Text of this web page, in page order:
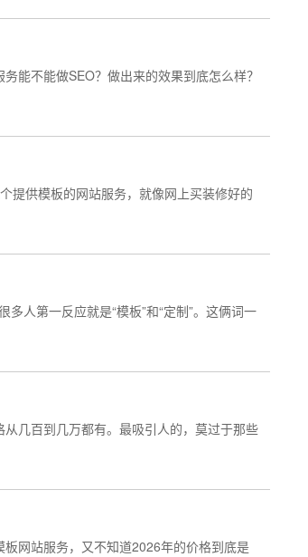
能不能做SEO？做出来的效果到底怎么样？
提供模板的网站服务，就像网上买装修好的
人第一反应就是“模板”和“定制”。这俩词一
几百到几万都有。最吸引人的，莫过于那些
网站服务，又不知道2026年的价格到底是